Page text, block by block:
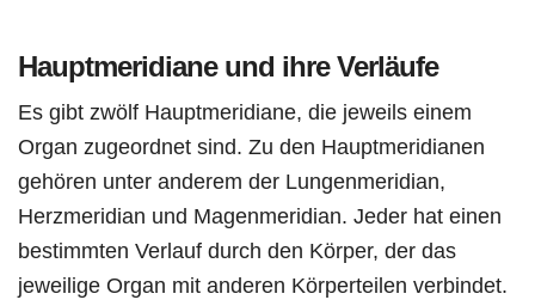
Hauptmeridiane und ihre Verläufe
Es gibt zwölf Hauptmeridiane, die jeweils einem
Organ zugeordnet sind. Zu den Hauptmeridianen
gehören unter anderem der Lungenmeridian,
Herzmeridian und Magenmeridian. Jeder hat einen
bestimmten Verlauf durch den Körper, der das
jeweilige Organ mit anderen Körperteilen verbindet.